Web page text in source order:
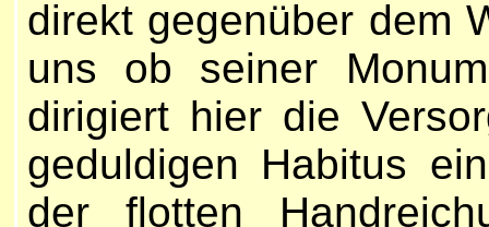
direkt gegenüber dem
uns ob seiner
dirigiert hier die
geduldigen Habitus
der flotten